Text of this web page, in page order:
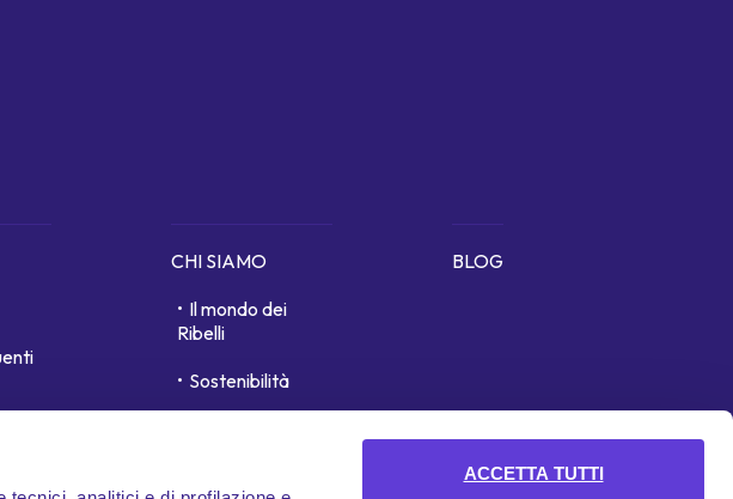
ACCETTA TUTTI
CHI SIAMO
Il mondo dei
Ribelli
Sostenibilità
BLOG